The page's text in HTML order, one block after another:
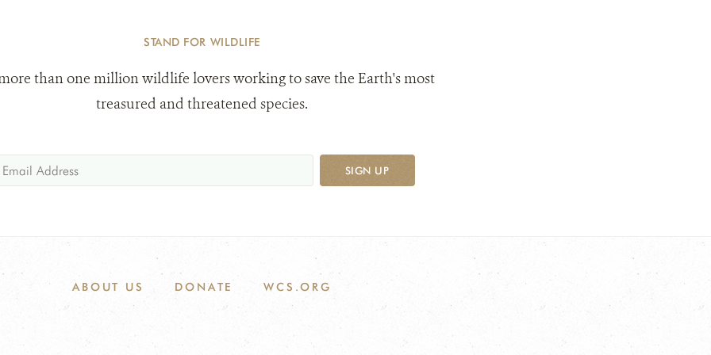
STAND FOR WILDLIFE
than one million wildlife lovers working to save the Earth's most
treasured and threatened species.
SIGN UP
ABOUT US DONATE WCS.ORG